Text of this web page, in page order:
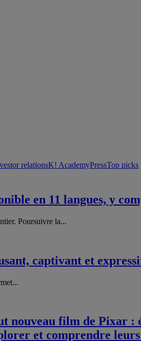
relationsK! AcademyPressTop picks
en 11 langues, y
Poursuivre la...
captivant et
nouveau film de Pixar
et comprendre